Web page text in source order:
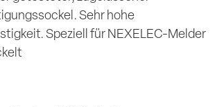
Sehr hohe
Speziell für NEXELEC-Melder